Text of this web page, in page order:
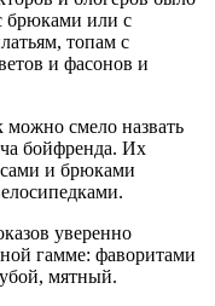
брюками или с
топам с
и фасонов и
можно смело назвать
бойфренда. Их
и брюками
уверенно
гамме: фаворитами
мятный.